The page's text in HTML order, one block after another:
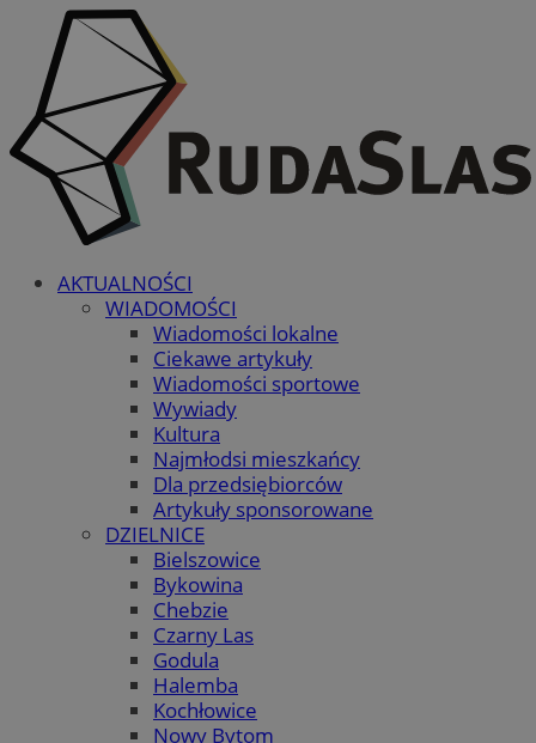
AKTUALNOŚCI
WIADOMOŚCI
Wiadomości lokalne
Ciekawe artykuły
Wiadomości sportowe
Wywiady
Kultura
Najmłodsi mieszkańcy
Dla przedsiębiorców
Artykuły sponsorowane
DZIELNICE
Bielszowice
Bykowina
Chebzie
Czarny Las
Godula
Halemba
Kochłowice
Nowy Bytom